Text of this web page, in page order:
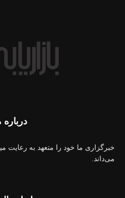
درباره
خبرگزاری ما خود را متعهد به رعایت
می‌داند.